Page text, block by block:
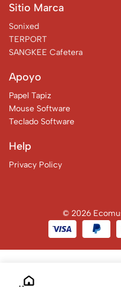
Sitio Marca
Sonixed
TERPORT
SANGKEE Cafetera
Apoyo
Papel Tapiz
Mouse Software
Teclado Software
Help
Privacy Policy
© 2026